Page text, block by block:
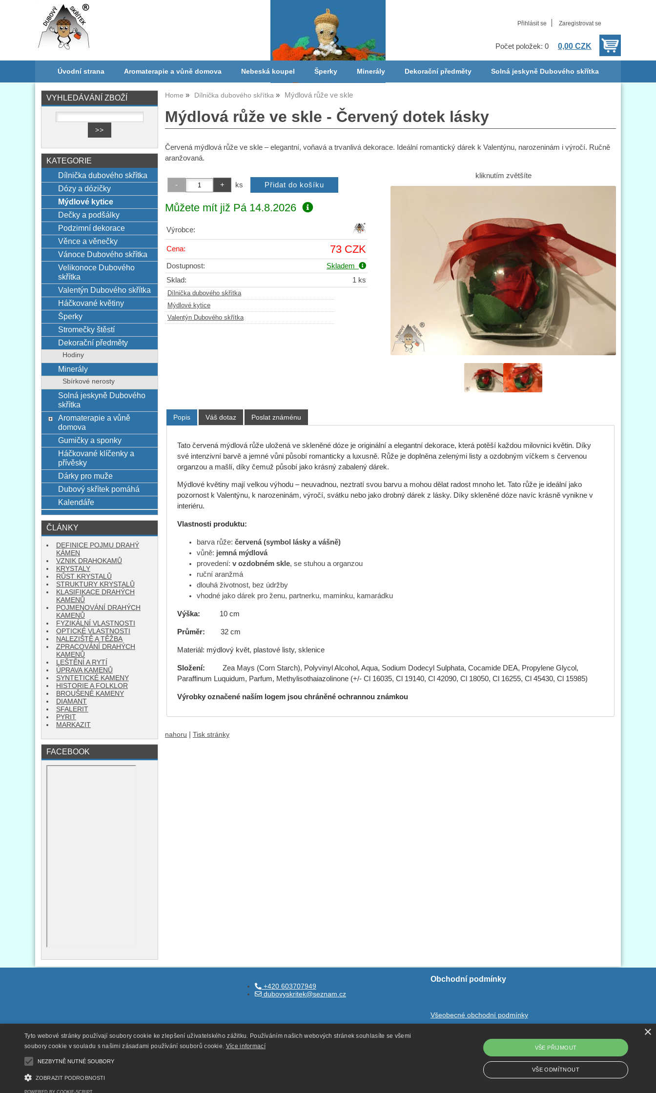
Přihlásit se Zaregistrovat se
Počet položek: 0 0,00 CZK
Úvodní strana Aromaterapie a vůně domova Nebeská koupel Šperky Minerály Dekorační předměty Solná jeskyně Dubového skřítka
Home Dílnička dubového skřítka Mýdlová růže ve skle
Mýdlová růže ve skle - Červený dotek lásky
Červená mýdlová růže ve skle – elegantní, voňavá a trvanlivá dekorace. Ideální romantický dárek k Valentýnu, narozeninám i výročí. Ručně
aranžovaná.
kliknutím zvětšíte
ks
Můžete mít již Pá 14.8.2026
Výrobce:
Cena: 73 CZK
Dostupnost:
Skladem
Sklad:
1 ks
Dílnička dubového skřítka
Mýdlové kytice
Valentýn Dubového skřítka
Popis Váš dotaz Poslat známénu
Tato červená mýdlová růže uložená ve skleněné dóze je originální a elegantní dekorace, která potěší každou milovnici květin. Díky
své intenzivní barvě a jemné vůni působí romanticky a luxusně. Růže je doplněna zelenými listy a ozdobným víčkem s červenou
organzou a mašlí, díky čemuž působí jako krásný zabalený dárek.
Mýdlové květiny mají velkou výhodu – neuvadnou, neztratí svou barvu a mohou dělat radost mnoho let. Tato růže je ideální jako
pozornost k Valentýnu, k narozeninám, výročí, svátku nebo jako drobný dárek z lásky. Díky skleněné dóze navíc krásně vynikne v
interiéru.
Vlastnosti produktu:
barva růže: červená (symbol lásky a vášně)
vůně: jemná mýdlová
provedení: v ozdobném skle, se stuhou a organzou
ruční aranžmá
dlouhá životnost, bez údržby
vhodné jako dárek pro ženu, partnerku, maminku, kamarádku
Výška: 10 cm
Průměr: 32 cm
Materiál: mýdlový květ, plastové listy, sklenice
Složení:
Zea Mays (Corn Starch), Polyvinyl Alcohol, Aqua, Sodium Dodecyl Sulphata, Cocamide DEA, Propylene Glycol,
Paraffinum Luquidum, Parfum, Methylisothaiazolinone (+/- Cl 16035, Cl 19140, Cl 42090, Cl 18050, Cl 16255, Cl 45430, Cl 15985)
Výrobky označené naším logem jsou chráněné ochrannou známkou
nahoru Tisk stránky
VYHLEDÁVÁNÍ ZBOŽÍ
KATEGORIE
Dílnička dubového skřítka
Dózy a dózičky
Mýdlové kytice
Dečky a podšálky
Podzimní dekorace
Věnce a věnečky
Vánoce Dubového skřítka
Velikonoce Dubového
skřítka
Valentýn Dubového skřítka
Háčkované květiny
Šperky
Stromečky štěstí
Dekorační předměty
Hodiny
Minerály
Sbírkové nerosty
Solná jeskyně Dubového
skřítka
Aromaterapie a vůně
domova
Gumičky a sponky
Háčkované klíčenky a
přívěsky
Dárky pro muže
Dubový skřítek pomáhá
Kalendáře
ČLÁNKY
DEFINICE POJMU DRAHÝ
KÁMEN
VZNIK DRAHOKAMŮ
KRYSTALY
RŮST KRYSTALŮ
STRUKTURY KRYSTALŮ
KLASIFIKACE DRAHÝCH
KAMENŮ
POJMENOVÁNÍ DRAHÝCH
KAMENŮ
FYZIKÁLNÍ VLASTNOSTI
OPTICKÉ VLASTNOSTI
NALEZIŠTĚ A TĚŽBA
ZPRACOVÁNÍ DRAHÝCH
KAMENŮ
LEŠTĚNÍ A RYTÍ
ÚPRAVA KAMENŮ
SYNTETICKÉ KAMENY
HISTORIE A FOLKLOR
BROUŠENÉ KAMENY
DIAMANT
SFALERIT
PYRIT
MARKAZIT
FACEBOOK
+420 603707949
dubovyskritek@seznam.cz
Obchodní podmínky
Všeobecné obchodní podmínky
Odstoupení od smlouvy
×
Tyto webové stránky používají soubory cookie ke zlepšení uživatelského zážitku. Používáním našich webových stránek souhlasíte se všemi
soubory cookie v souladu s našimi zásadami používání souborů cookie. Více informací
NEZBYTNĚ NUTNÉ SOUBORY
ZOBRAZIT PODROBNOSTI
VŠE PŘIJMOUT
VŠE ODMÍTNOUT
POWERED BY COOKIE-SCRIPT